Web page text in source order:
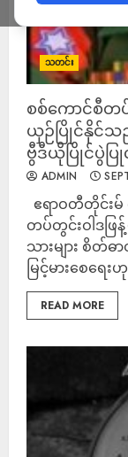
သတင်း
စစ်ကောင်စီတပ်
ယှဉ်ပြိုင်နိုင်သည့်
ဗွီဒီယိုပြိုင်ပွဲပ
ADMIN
ဧရာဝတီတိုင်း
တပ်တွင်းဝါဒဖ
သားများ စိတ်ဓ
မြင့်မား‌စေရေ
READ MORE